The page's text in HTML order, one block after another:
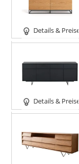
Details & Preise
Details & Preise